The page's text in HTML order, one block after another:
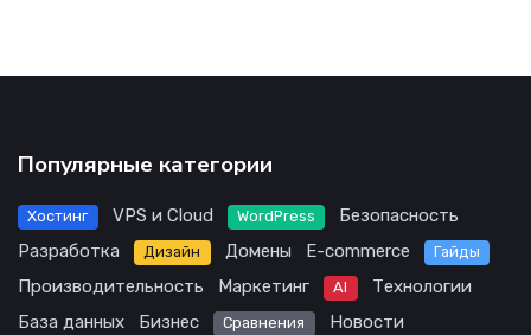
Популярные категории
Хостинг VPS и Cloud WordPress
Безопасность
Разработка
Дизайн Домены E-commerce Гайды
Производительность Маркетинг AI
Технологии
База данных
Бизнес Сравнения
Новости